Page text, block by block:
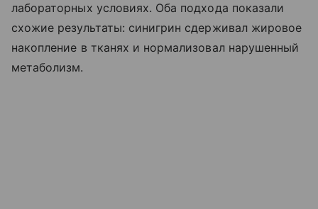
лабораторных условиях. Оба подхода показали
схожие результаты: синигрин сдерживал жировое
накопление в тканях и нормализовал нарушенный
метаболизм.